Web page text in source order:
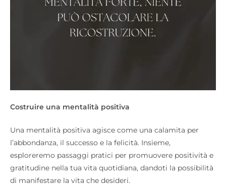
Costruire una mentalità positiva
Una mentalità positiva agisce come una calamita per
l’abbondanza, il successo e la felicità. Insieme,
esploreremo passaggi pratici per promuovere positività e
gratitudine nella tua vita quotidiana, dandoti la possibilità
di manifestare la vita che desideri.